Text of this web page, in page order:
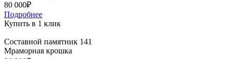
80 000₽
Подробнее
Купить в 1 клик
Составной памятник 141
Мраморная крошка